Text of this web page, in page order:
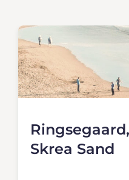
Ringsegaard,
Skrea Sand